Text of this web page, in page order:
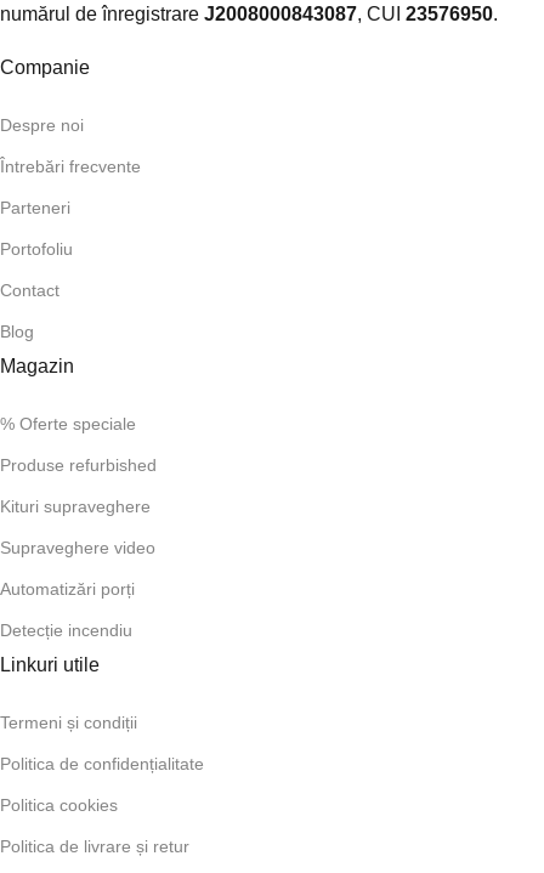
numărul de înregistrare J2008000843087, CUI 23576950.​
Companie
Despre noi
Întrebări frecvente
Parteneri
Portofoliu
Contact
Blog
Magazin
% Oferte speciale
Produse refurbished
Kituri supraveghere
Supraveghere video
Automatizări porți
Detecție incendiu
Linkuri utile
Termeni și condiții
Politica de confidențialitate
Politica cookies
Politica de livrare și retur